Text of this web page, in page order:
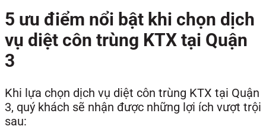
5 ưu điểm nổi bật khi chọn dịch
vụ diệt côn trùng KTX tại Quận
3
Khi lựa chọn dịch vụ diệt côn trùng KTX tại Quận
3, quý khách sẽ nhận được những lợi ích vượt trội
sau: